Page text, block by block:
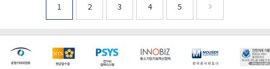
1 2 3 4 5
[2026년 8월 신용카드 무이자 행사 안내]